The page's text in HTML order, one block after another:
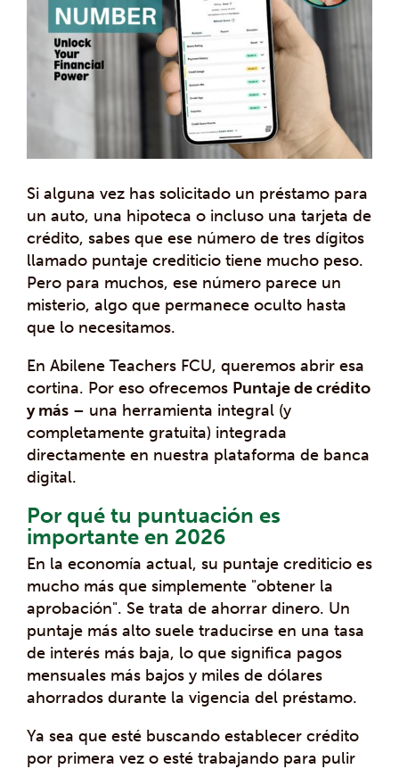
Si alguna vez has solicitado un préstamo para
un auto, una hipoteca o incluso una tarjeta de
crédito, sabes que ese número de tres dígitos
llamado puntaje crediticio tiene mucho peso.
Pero para muchos, ese número parece un
misterio, algo que permanece oculto hasta
que lo necesitamos.
En Abilene Teachers FCU, queremos abrir esa
cortina. Por eso ofrecemos Puntaje de crédito
y más – una herramienta integral (y
completamente gratuita) integrada
directamente en nuestra plataforma de banca
digital.
Por qué tu puntuación es
importante en 2026
En la economía actual, su puntaje crediticio es
mucho más que simplemente "obtener la
aprobación". Se trata de ahorrar dinero. Un
puntaje más alto suele traducirse en una tasa
de interés más baja, lo que significa pagos
mensuales más bajos y miles de dólares
ahorrados durante la vigencia del préstamo.
Ya sea que esté buscando establecer crédito
por primera vez o esté trabajando para pulir